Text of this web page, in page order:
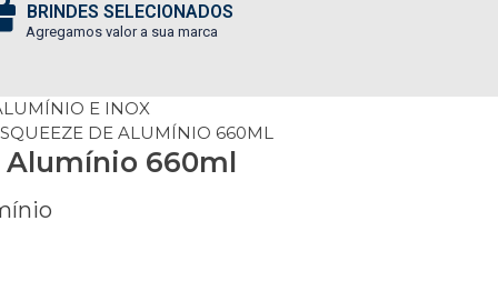
BRINDES SELECIONADOS
Agregamos valor a sua marca
E INOX
DE ALUMÍNIO 660ML
Alumínio 660ml